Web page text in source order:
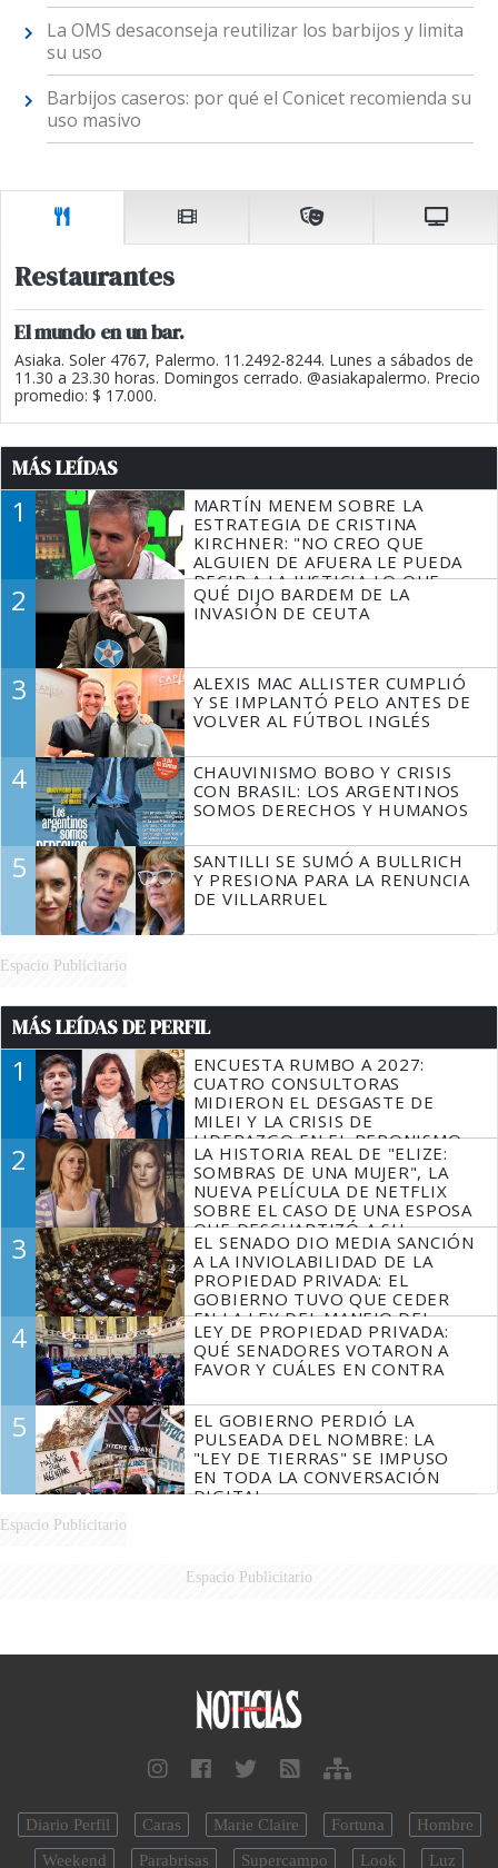
La OMS desaconseja reutilizar los barbijos y limita
su uso
Barbijos caseros: por qué el Conicet recomienda su
uso masivo
Restaurantes
El mundo en un bar.
Asiaka. Soler 4767, Palermo. 11.2492-8244. Lunes a sábados de
11.30 a 23.30 horas. Domingos cerrado. @asiakapalermo. Precio
promedio: $ 17.000.
MÁS LEÍDAS
1
MARTÍN MENEM SOBRE LA
ESTRATEGIA DE CRISTINA
KIRCHNER: "NO CREO QUE
ALGUIEN DE AFUERA LE PUEDA
DECIR A LA JUSTICIA LO QUE
TIENE QUE HACER"
2
QUÉ DIJO BARDEM DE LA
INVASIÓN DE CEUTA
3
ALEXIS MAC ALLISTER CUMPLIÓ
Y SE IMPLANTÓ PELO ANTES DE
VOLVER AL FÚTBOL INGLÉS
4
CHAUVINISMO BOBO Y CRISIS
CON BRASIL: LOS ARGENTINOS
SOMOS DERECHOS Y HUMANOS
5
SANTILLI SE SUMÓ A BULLRICH
Y PRESIONA PARA LA RENUNCIA
DE VILLARRUEL
Espacio Publicitario
MÁS LEÍDAS DE PERFIL
1
ENCUESTA RUMBO A 2027:
CUATRO CONSULTORAS
MIDIERON EL DESGASTE DE
MILEI Y LA CRISIS DE
LIDERAZGO EN EL PERONISMO
2
LA HISTORIA REAL DE "ELIZE:
SOMBRAS DE UNA MUJER", LA
NUEVA PELÍCULA DE NETFLIX
SOBRE EL CASO DE UNA ESPOSA
QUE DESCUARTIZÓ A SU
MARIDO
3
EL SENADO DIO MEDIA SANCIÓN
A LA INVIOLABILIDAD DE LA
PROPIEDAD PRIVADA: EL
GOBIERNO TUVO QUE CEDER
EN LA LEY DEL MANEJO DEL
FUEGO
4
LEY DE PROPIEDAD PRIVADA:
QUÉ SENADORES VOTARON A
FAVOR Y CUÁLES EN CONTRA
5
EL GOBIERNO PERDIÓ LA
PULSEADA DEL NOMBRE: LA
"LEY DE TIERRAS" SE IMPUSO
EN TODA LA CONVERSACIÓN
DIGITAL
Espacio Publicitario
Espacio Publicitario
Diario Perfil Caras Marie Claire Fortuna
Hombre
Weekend
Parabrisas Supercampo Look Luz